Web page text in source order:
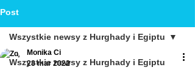
Post
Wszystkie newsy z Hurghady i Egiptu
Wszystkie newsy z Hurghady i Egiptu
Monika Ci
28 mar 2022